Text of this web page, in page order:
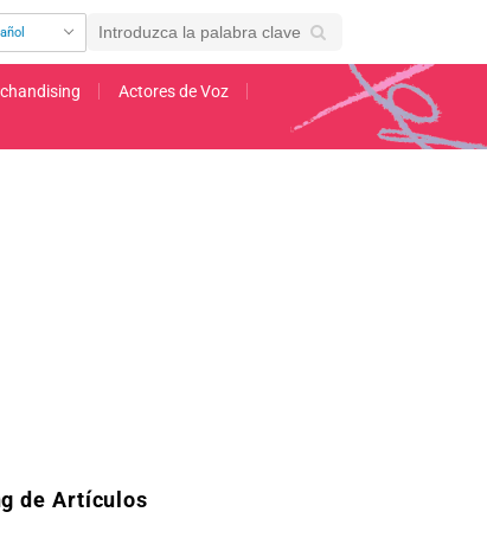
Actores de Voz
El TOP 3 de las escenas con más comentarios del episodio 74
de Artículos